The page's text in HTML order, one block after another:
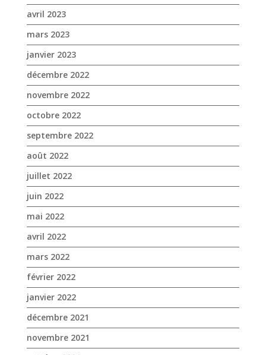
avril 2023
mars 2023
janvier 2023
décembre 2022
novembre 2022
octobre 2022
septembre 2022
août 2022
juillet 2022
juin 2022
mai 2022
avril 2022
mars 2022
février 2022
janvier 2022
décembre 2021
novembre 2021